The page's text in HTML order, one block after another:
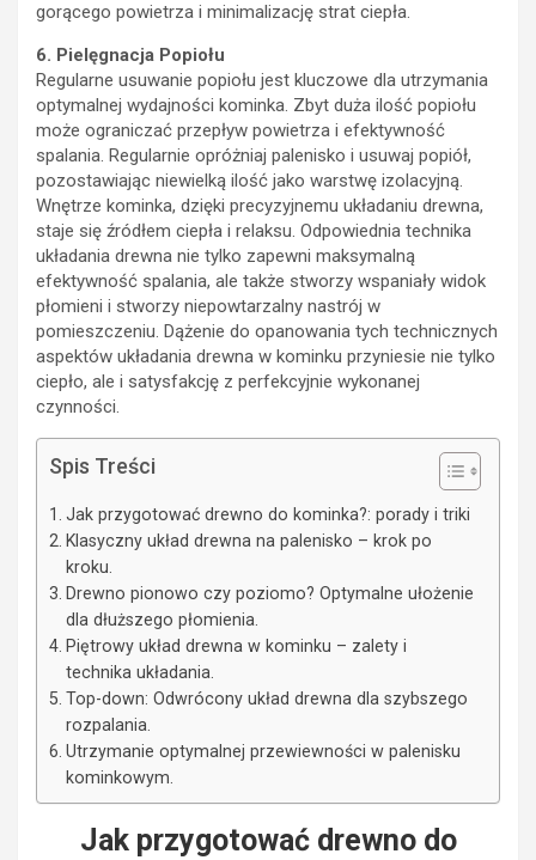
gorącego powietrza i minimalizację strat ciepła.
6. Pielęgnacja Popiołu
Regularne usuwanie popiołu jest kluczowe dla utrzymania
optymalnej wydajności kominka. Zbyt duża ilość popiołu
może ograniczać przepływ powietrza i efektywność
spalania. Regularnie opróżniaj palenisko i usuwaj popiół,
pozostawiając niewielką ilość jako warstwę izolacyjną.
Wnętrze kominka, dzięki precyzyjnemu układaniu drewna,
staje się źródłem ciepła i relaksu. Odpowiednia technika
układania drewna nie tylko zapewni maksymalną
efektywność spalania, ale także stworzy wspaniały widok
płomieni i stworzy niepowtarzalny nastrój w
pomieszczeniu. Dążenie do opanowania tych technicznych
aspektów układania drewna w kominku przyniesie nie tylko
ciepło, ale i satysfakcję z perfekcyjnie wykonanej
czynności.
Spis Treści
Jak przygotować drewno do kominka?: porady i triki
Klasyczny układ drewna na palenisko – krok po
kroku.
Drewno pionowo czy poziomo? Optymalne ułożenie
dla dłuższego płomienia.
Piętrowy układ drewna w kominku – zalety i
technika układania.
Top-down: Odwrócony układ drewna dla szybszego
rozpalania.
Utrzymanie optymalnej przewiewności w palenisku
kominkowym.
Jak przygotować drewno do